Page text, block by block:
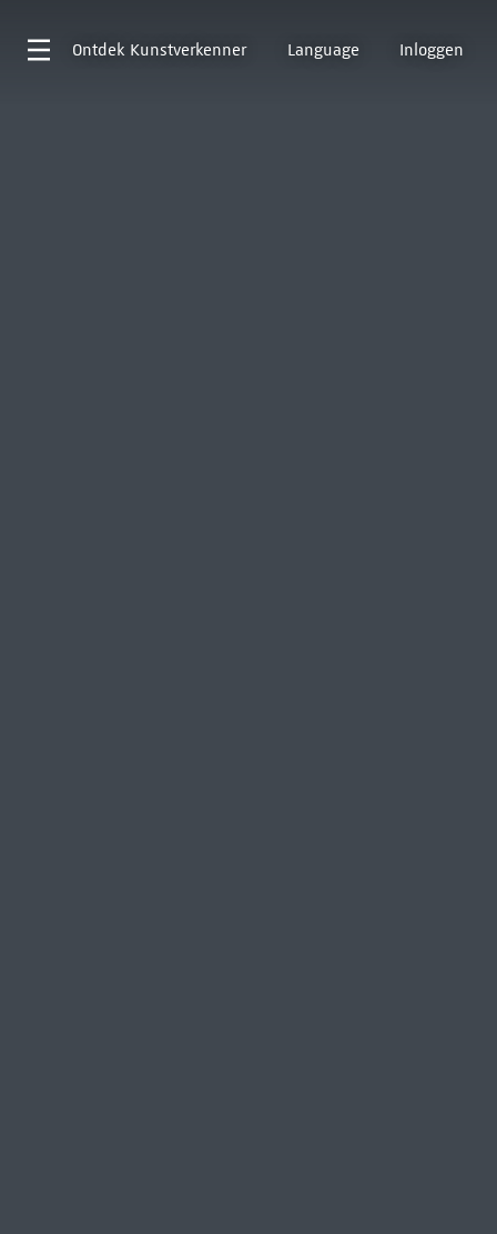
Ontdek Kunstverkenner Language Inloggen